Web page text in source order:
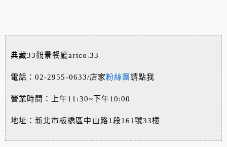
典藏33觀景餐廳artco.33
電話：02-2955-0633/店家粉絲團請點我
營業時間：上午11:30~下午10:00
地址：新北市板橋區中山路1段161號33樓